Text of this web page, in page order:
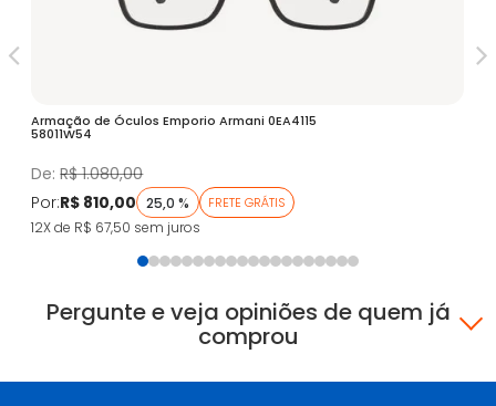
Armação de Óculos Emporio Armani 0EA4115
58011W54
De:R$ 1.080,00
Por:R$ 810,00 25,0 % FRETE GRÁTIS
12X de R$ 67,50 sem juros
Pergunte e veja opiniões de quem já
comprou